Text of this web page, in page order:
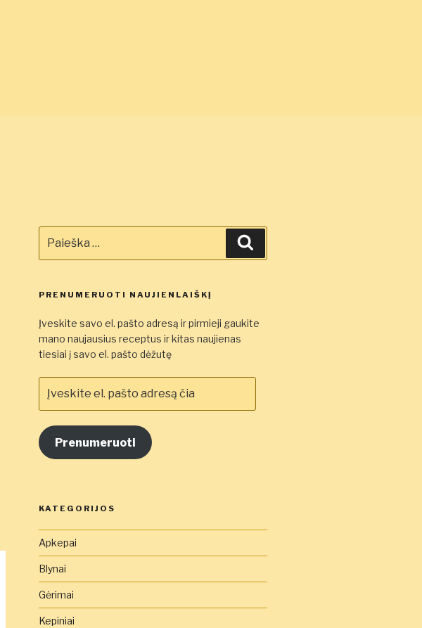
PRENUMERUOTI NAUJIENLAIŠKĮ
Įveskite savo el. pašto adresą ir pirmieji gaukite
mano naujausius receptus ir kitas naujienas
tiesiai į savo el. pašto dėžutę
el.
pašto
adresą
čia
Prenumeruoti
KATEGORIJOS
Apkepai
Blynai
Gėrimai
Kepiniai